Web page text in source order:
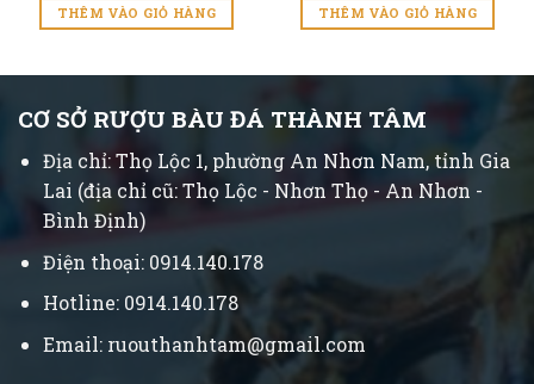
THÊM VÀO GIỎ HÀNG THÊM VÀO GIỎ HÀNG
CƠ SỞ RƯỢU BÀU ĐÁ THÀNH TÂM
Địa chỉ: Thọ Lộc 1, phường An Nhơn Nam, tỉnh Gia
Lai (địa chỉ cũ: Thọ Lộc - Nhơn Thọ - An Nhơn -
Bình Định)
Điện thoại: 0914.140.178
Hotline: 0914.140.178
Email: ruouthanhtam@gmail.com